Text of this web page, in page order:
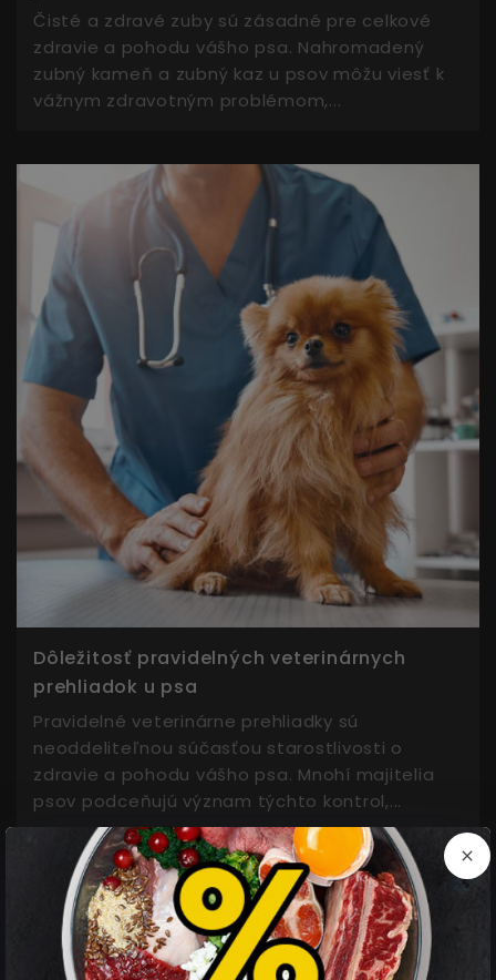
Čisté a zdravé zuby sú zásadné pre celkové
zdravie a pohodu vášho psa. Nahromadený
zubný kameň a zubný kaz u psov môžu viesť k
vážnym zdravotným problémom,...
Dôležitosť pravidelných veterinárnych
prehliadok u psa
Pravidelné veterinárne prehliadky sú
neoddeliteľnou súčasťou starostlivosti o
zdravie a pohodu vášho psa. Mnohí majitelia
psov podceňujú význam týchto kontrol,...